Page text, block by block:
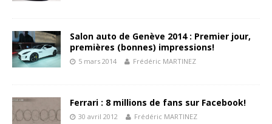
Salon auto de Genève 2014 : Premier jour,
premières (bonnes) impressions!
5 mars 2014 Frédéric MARTINEZ
Ferrari : 8 millions de fans sur Facebook!
30 avril 2012 Frédéric MARTINEZ